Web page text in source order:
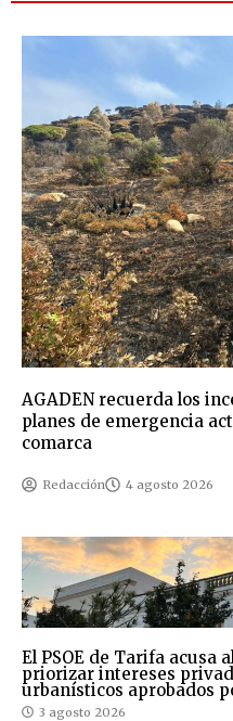
AGADEN recuerda los
planes de emergencia
comarca
Redacción 4 agosto 2026
El PSOE de Tarifa acusa
priorizar intereses
urbanísticos aprobados
3 agosto 2026